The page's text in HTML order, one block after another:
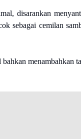
disarankan
sebagai cemilan
menambahkan